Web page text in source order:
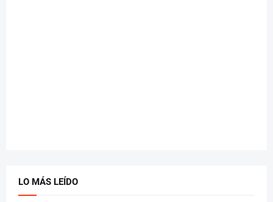
LO MÁS LEÍDO